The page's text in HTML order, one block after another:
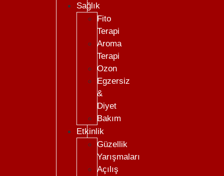
Sağlık
Fito
Terapi
Aroma
Terapi
Ozon
Egzersiz
&
Diyet
Bakım
Etkinlik
Güzellik
Yarışmaları
Açılış